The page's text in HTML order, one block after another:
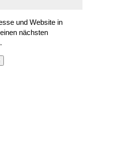
und Website in
nächsten